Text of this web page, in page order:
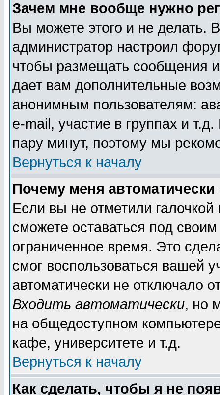
Зачем мне вообще нужно
Вы можете этого и не делать.
администратор настроил
чтобы размещать сообщения
дает вам дополнительные
анонимным пользователям:
e-mail, участие в группах и
пару минут, поэтому мы
Вернуться к началу
Почему меня автоматически
Если вы не отметили галочкой
сможете оставаться под
ограниченное время. Это
смог воспользоваться вашей
автоматически не отключало
Входить автоматически, но
на общедоступном
кафе, университете и т.д.
Вернуться к началу
Как сделать, чтобы я не